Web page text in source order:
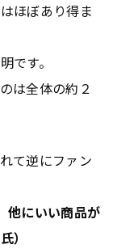
ほぼあり得ま
です。
は全体の約２
て逆にファン
他にいい商品が
）